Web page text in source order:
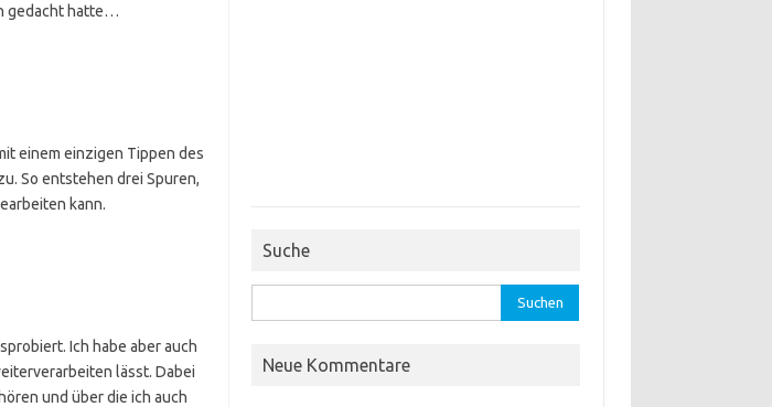
gedacht hatte…
einem einzigen Tippen des
So entstehen drei Spuren,
kann.
Ich habe aber auch
lässt. Dabei
und über die ich auch
Suche
nach:
Neue Kommentare